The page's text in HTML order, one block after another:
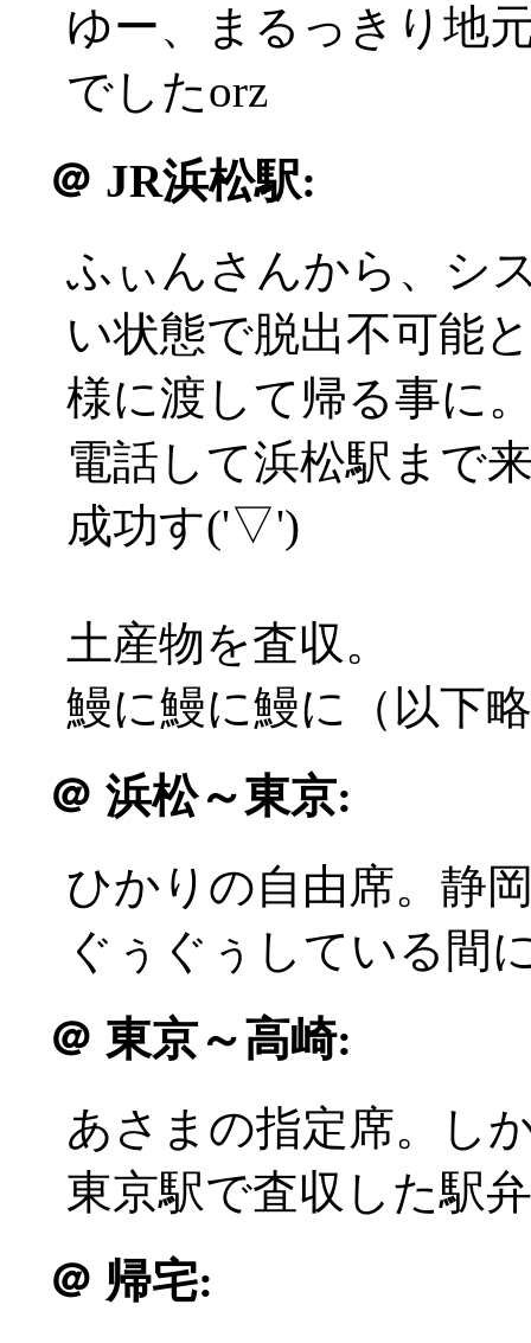
ゆー、まるっきり地
でしたorz
＠ JR浜松駅:
ふぃんさんから、シ
い状態で脱出不可能
様に渡して帰る事に
電話して浜松駅まで
成功す('▽')
土産物を査収。
鰻に鰻に鰻に（以下
＠ 浜松～東京:
ひかりの自由席。静
ぐぅぐぅしている間
＠ 東京～高崎:
あさまの指定席。し
東京駅で査収した駅
＠ 帰宅: